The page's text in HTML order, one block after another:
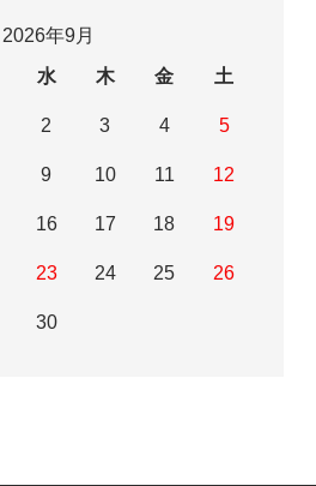
2026年9月
水 木 金 土
2 3 4 5
9 10 11 12
16 17 18 19
23 24 25 26
30